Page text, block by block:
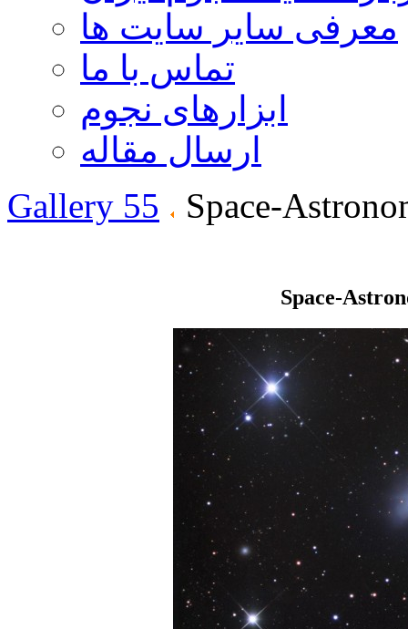
معرفی سایر سایت ها
تماس با ما
ابزارهای نجوم
ارسال مقاله
Gallery 55
Space-
Space-